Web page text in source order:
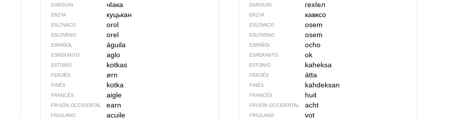
DARGUIN чIака
ERZYA куцькан
ESLOVACO orol
ESLOVENO orel
ESPAÑOL águila
ESPERANTO aglo
ESTONIO kotkas
FEROÉS ørn
FINÉS kotka
FRANCÉS aigle
FRISÓN OCCIDENTAL earn
FRIULANO acuile
DARGUIN гехIел
ERZYA кавксо
ESLOVACO osem
ESLOVENO osem
ESPAÑOL ocho
ESPERANTO ok
ESTONIO kaheksa
FEROÉS átta
FINÉS kahdeksan
FRANCÉS huit
FRISÓN OCCIDENTAL acht
FRIULANO vot